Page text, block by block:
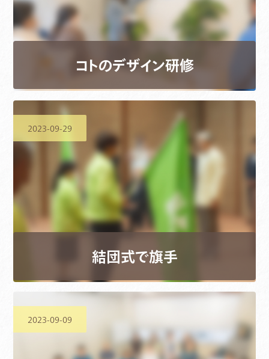
コトのデザイン研修
結団式で旗手
2023-09-29
2023-09-09